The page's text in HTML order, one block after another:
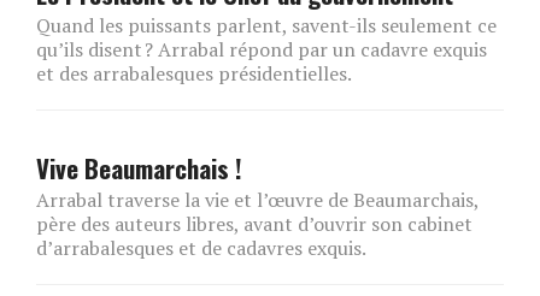
Quand les puissants parlent, savent-ils seulement ce
qu’ils disent ? Arrabal répond par un cadavre exquis
et des arrabalesques présidentielles.
Vive Beaumarchais !
Arrabal traverse la vie et l’œuvre de Beaumarchais,
père des auteurs libres, avant d’ouvrir son cabinet
d’arrabalesques et de cadavres exquis.